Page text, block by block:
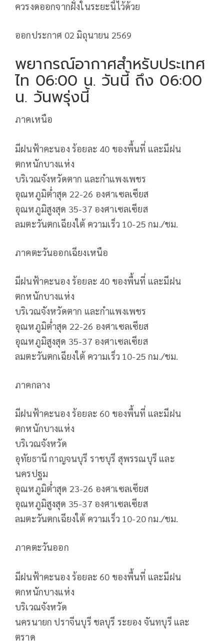
ควรงดออกจากฝั่งในระยะนี้ไว้ด้วย
ออกประกาศ 02 มิถุนายน 2569
พยากรณ์อากาศสำหรับประเทศ
ไท 06:00 น. วันนี้ ถึง 06:00
น. วันพรุ่งนี้
ภาคเหนือ
มีฝนฟ้าคะนอง ร้อยละ 40 ของพื้นที่ และมีฝน
ตกหนักบางแห่ง
บริเวณจังหวัดตาก และกำแพงเพชร
อุณหภูมิต่ำสุด 22-26 องศาเซลเซียส
อุณหภูมิสูงสุด 35-37 องศาเซลเซียส
ลมตะวันตกเฉียงใต้ ความเร็ว 10-25 กม./ชม.
ภาคตะวันออกเฉียงเหนือ
มีฝนฟ้าคะนอง ร้อยละ 40 ของพื้นที่ และมีฝน
ตกหนักบางแห่ง
บริเวณจังหวัดตาก และกำแพงเพชร
อุณหภูมิต่ำสุด 22-26 องศาเซลเซียส
อุณหภูมิสูงสุด 35-37 องศาเซลเซียส
ลมตะวันตกเฉียงใต้ ความเร็ว 10-25 กม./ชม.
ภาคกลาง
มีฝนฟ้าคะนอง ร้อยละ 60 ของพื้นที่ และมีฝน
ตกหนักบางแห่ง
บริเวณจังหวัด
อุทัยธานี กาญจนบุรี ราชบุรี สุพรรณบุรี และ
นครปฐม
อุณหภูมิต่ำสุด 23-26 องศาเซลเซียส
อุณหภูมิสูงสุด 35-37 องศาเซลเซียส
ลมตะวันตกเฉียงใต้ ความเร็ว 10-20 กม./ชม.
ภาคตะวันออก
มีฝนฟ้าคะนอง ร้อยละ 60 ของพื้นที่ และมีฝน
ตกหนักบางแห่ง
บริเวณจังหวัด
นครนายก ปราจีนบุรี ชลบุรี ระยอง จันทบุรี และ
ตราด